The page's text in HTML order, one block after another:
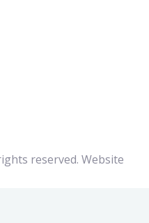
reserved. Website